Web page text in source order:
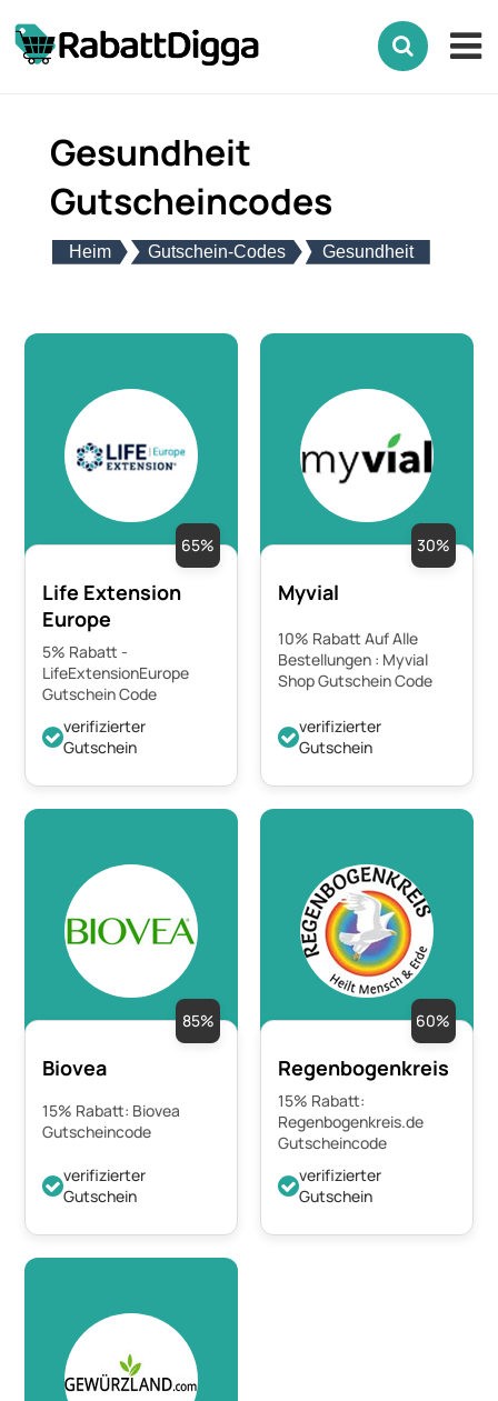
Gesundheit
Gutscheincodes
Heim Gutschein-Codes Gesundheit
65%
Life Extension
Europe
5% Rabatt -
LifeExtensionEurope
Gutschein Code
verifizierter
Gutschein
30%
Myvial
10% Rabatt Auf Alle
Bestellungen : Myvial
Shop Gutschein Code
verifizierter
Gutschein
85%
Biovea
15% Rabatt: Biovea
Gutscheincode
verifizierter
Gutschein
60%
Regenbogenkreis
15% Rabatt:
Regenbogenkreis.de
Gutscheincode
verifizierter
Gutschein